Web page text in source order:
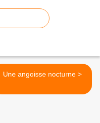
Une angoisse nocturne >